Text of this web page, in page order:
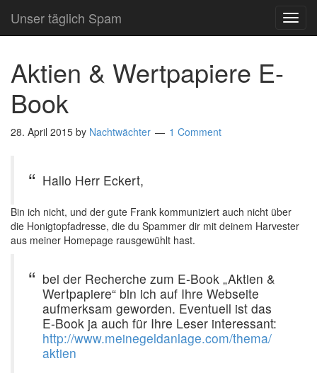
Unser täglich Spam
Aktien & Wertpapiere E-
Book
28. April 2015 by Nachtwächter 1 Comment
Hallo Herr Eckert,
Bin ich nicht, und der gute Frank kommuniziert auch nicht über
die Honigtopfadresse, die du Spammer dir mit deinem Harvester
aus meiner Homepage rausgewühlt hast.
bei der Recherche zum E-Book „Aktien &
Wertpapiere“ bin ich auf Ihre Webseite
aufmerksam geworden. Eventuell ist das
E-Book ja auch für Ihre Leser interessant:
http://www.meinegeldanlage.com/thema/
aktien